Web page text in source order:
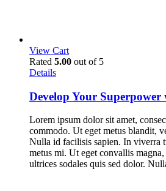
View Cart
Rated 5.00 out of 5
Details
Develop Your
Lorem ipsum dolor sit amet,
commodo. Ut eget metus blandit,
Nulla id facilisis sapien. In viverra
metus mi. Ut eget convallis
ultrices sodales quis sed dolor.